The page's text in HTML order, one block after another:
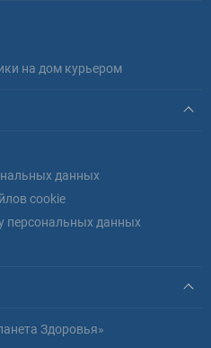
на дом курьером
данных
cookie
персональных данных
Здоровья»